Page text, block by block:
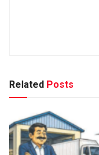
Related Posts